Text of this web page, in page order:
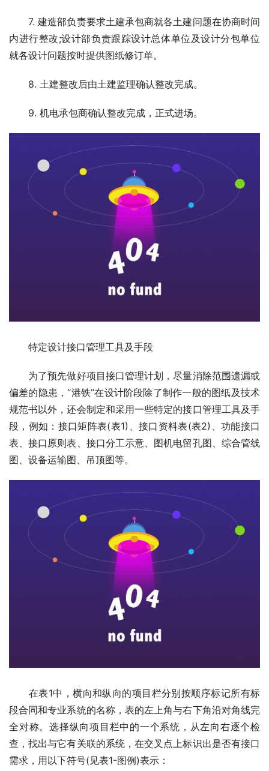
7. 建造部负责要求土建承包商就各土建问题在协商时间
内进行整改;设计部负责跟踪设计总体单位及设计分包单位
就各设计问题按时提供图纸修订单。
8. 土建整改后由土建监理确认整改完成。
9. 机电承包商确认整改完成，正式进场。
特定设计接口管理工具及手段
为了预先做好项目接口管理计划，尽量消除范围遗漏或
偏差的隐患，“港铁”在设计阶段除了制作一般的图纸及技术
规范书以外，还会制定和采用一些特定的接口管理工具及手
段，例如：接口矩阵表(表1)、接口资料表(表2)、功能接口
表、接口原则表、接口分工示意、图机电留孔图、综合管线
图、设备运输图、吊顶图等。
在表1中，横向和纵向的项目栏分别按顺序标记所有标
段合同和专业系统的名称，表的左上角与右下角沿对角线完
全对称。选择纵向项目栏中的一个系统，从左向右逐个检
查，找出与它有关联的系统，在交叉点上标识出是否有接口
需求，用以下符号(见表1-图例)表示：